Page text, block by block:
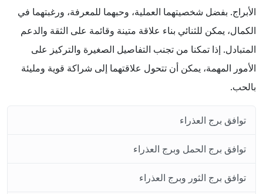
الأبراج. بفضل شخصيتهما العملية، وحبهما للمعرفة، ورغبتهما في
الكمال، يمكن للثنائي بناء علاقة متينة وقائمة على الثقة والدعم
المتبادل. إذا تمكنا من تجنب التفاصيل الصغيرة والتركيز على
الأمور المهمة، يمكن أن تتحول علاقتهما إلى شراكة قوية ومليئة
بالحب.
توافق برج العذراء
توافق برج الحمل وبرج العذراء
توافق برج الثور وبرج العذراء